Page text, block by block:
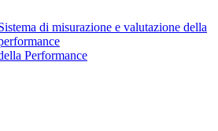
di misurazione e valutazione della
Performance